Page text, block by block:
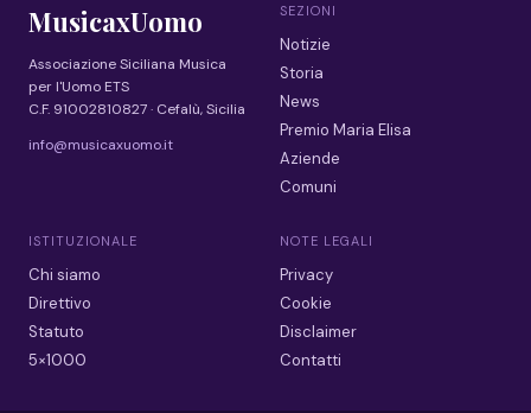
MusicaxUomo
Associazione Siciliana Musica
per l'Uomo ETS
C.F. 91002810827 · Cefalù, Sicilia
info@musicaxuomo.it
SEZIONI
Notizie
Storia
News
Premio Maria Elisa
Aziende
Comuni
ISTITUZIONALE
Chi siamo
Direttivo
Statuto
5×1000
NOTE LEGALI
Privacy
Cookie
Disclaimer
Contatti